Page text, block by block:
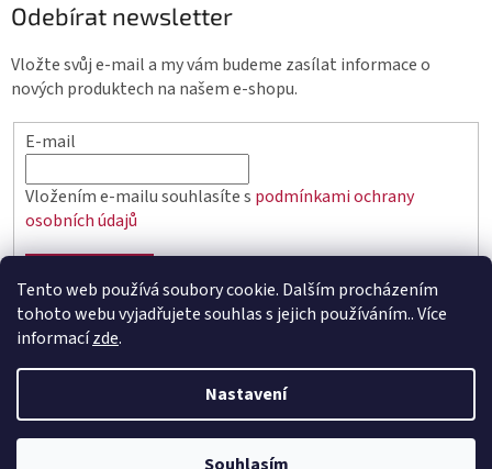
Tento web používá soubory cookie. Dalším procházením
tohoto webu vyjadřujete souhlas s jejich používáním.. Více
informacízde.
Nastavení
Odebírat newsletter
Vložte svůj e-mail a my vám budeme zasílat informace o
nových produktech na našem e-shopu.
E-mail
Vložením e-mailu souhlasíte s podmínkami ochrany
osobních údajů
Vytvořil Shoptet
Copyright 2026elektro.q-elektrik.cz. Všechna práva